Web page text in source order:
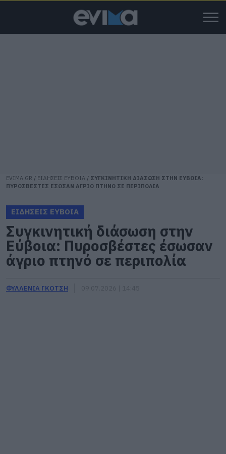
EVIMA.GR / ΕΙΔΗΣΕΙΣ ΕΥΒΟΙΑ / ΣΥΓΚΙΝΗΤΙΚΗ ΔΙΑΣΩΣΗ ΣΤΗΝ ΕΥΒΟΙΑ:
ΠΥΡΟΣΒΕΣΤΕΣ ΕΣΩΣΑΝ ΑΓΡΙΟ ΠΤΗΝΟ ΣΕ ΠΕΡΙΠΟΛΙΑ
ΕΙΔΗΣΕΙΣ ΕΥΒΟΙΑ
Συγκινητική διάσωση στην
Εύβοια: Πυροσβέστες έσωσαν
άγριο πτηνό σε περιπολία
ΦΥΛΛΕΝΙΑ ΓΚΟΤΣΗ